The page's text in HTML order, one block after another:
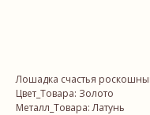
Лошадка счастья
Цвет_Товара: Золото
Металл_Товара: Латунь